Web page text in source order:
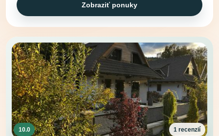
Zobraziť ponuky
10.0 1 recenzií